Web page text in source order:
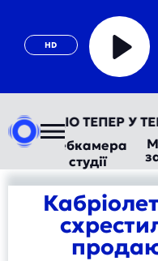
HD
IRYNA
Play
ТЕПЕР У
Вебкамера
студії